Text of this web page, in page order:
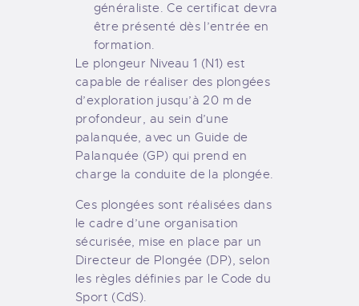
généraliste. Ce certificat devra
être présenté dès l’entrée en
formation.
Le plongeur Niveau 1 (N1) est
capable de réaliser des plongées
d’exploration jusqu’à 20 m de
profondeur, au sein d’une
palanquée, avec un Guide de
Palanquée (GP) qui prend en
charge la conduite de la plongée.
Ces plongées sont réalisées dans
le cadre d’une organisation
sécurisée, mise en place par un
Directeur de Plongée (DP), selon
les règles définies par le Code du
Sport (CdS).